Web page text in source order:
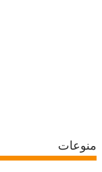
منوعات